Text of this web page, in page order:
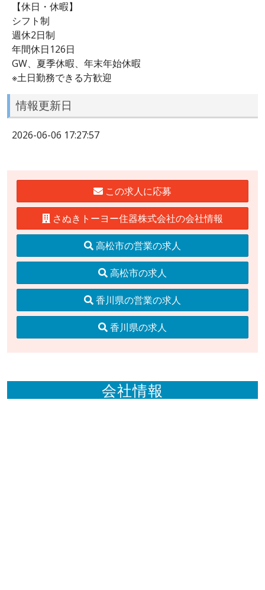
【休日・休暇】
シフト制
週休2日制
年間休日126日
GW、夏季休暇、年末年始休暇
※土日勤務できる方歓迎
情報更新日
2026-06-06 17:27:57
この求人に応募
さぬきトーヨー住器株式会社の会社情報
高松市の営業の求人
高松市の求人
香川県の営業の求人
香川県の求人
会社情報